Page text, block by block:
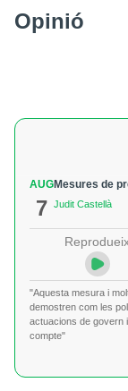
Opinió
AUG
7
Mesures de
Judit Castellà
"Aquesta mesura i
demostren com les
actuacions de govern
compte"